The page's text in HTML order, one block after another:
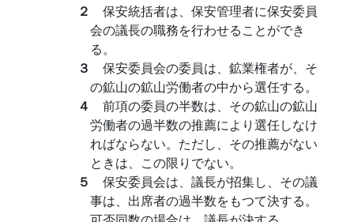
２ 保安統括者は、保安管理者に保安委員
会の議長の職務を行わせることができ
る。
３ 保安委員会の委員は、鉱業権者が、そ
の鉱山の鉱山労働者の中から選任する。
４ 前項の委員の半数は、その鉱山の鉱山
労働者の過半数の推薦により選任しなけ
ればならない。ただし、その推薦がない
ときは、この限りでない。
５ 保安委員会は、議長が招集し、その議
事は、出席者の過半数をもつて決する。